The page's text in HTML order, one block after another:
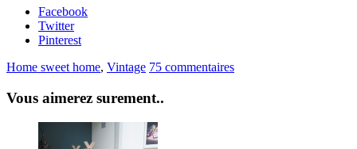
Facebook
Twitter
Pinterest
Home sweet home, Vintage 75 commentaires
Vous aimerez surement..